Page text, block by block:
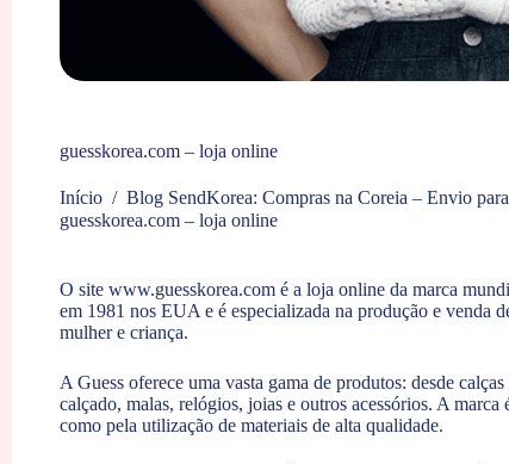
guesskorea.com – loja online
Início / Blog SendKorea: Compras na Coreia – Envio
guesskorea.com – loja online
O site www.guesskorea.com é a loja online da marca
em 1981 nos EUA e é especializada na produção e venda
mulher e criança.
A Guess oferece uma vasta gama de produtos: desde
calçado, malas, relógios, joias e outros acessórios. A
como pela utilização de materiais de alta qualidade.